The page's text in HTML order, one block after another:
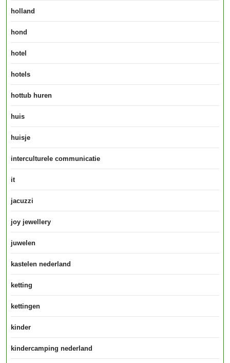
holland
hond
hotel
hotels
hottub huren
huis
huisje
interculturele communicatie
it
jacuzzi
joy jewellery
juwelen
kastelen nederland
ketting
kettingen
kinder
kindercamping nederland